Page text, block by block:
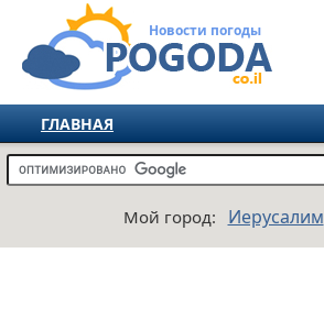
Новости погоды
ГЛАВНАЯ
ИЗРАИЛЬ
ЕВРОПА
Мой город: Иерусалим